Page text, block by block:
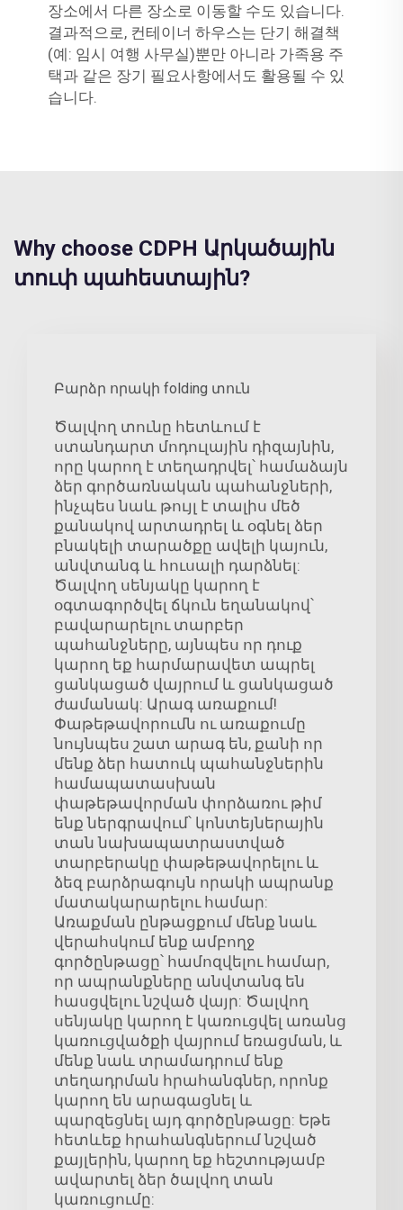
장소에서 다른 장소로 이동할 수도 있습니다.
결과적으로, 컨테이너 하우스는 단기 해결책
(예: 임시 여행 사무실)뿐만 아니라 가족용 주
택과 같은 장기 필요사항에서도 활용될 수 있
습니다.
Why choose CDPH Արկածային
տուփ պահեստային?
Բարձր որակի folding տուն
Ծալվող տունը հետևում է
ստանդարտ մոդուլային դիզայնին,
որը կարող է տեղադրվել՝ համաձայն
ձեր գործառնական պահանջների,
ինչպես նաև թույլ է տալիս մեծ
քանակով արտադրել և օգնել ձեր
բնակելի տարածքը ավելի կայուն,
անվտանգ և հուսալի դարձնել:
Ծալվող սենյակը կարող է
օգտագործվել ճկուն եղանակով՝
բավարարելու տարբեր
պահանջները, այնպես որ դուք
կարող եք հարմարավետ ապրել
ցանկացած վայրում և ցանկացած
ժամանակ: Արագ առաքում!
Փաթեթավորումն ու առաքումը
նույնպես շատ արագ են, քանի որ
մենք ձեր հատուկ պահանջներին
համապատասխան
փաթեթավորման փորձառու թիմ
ենք ներգրավում՝ կոնտեյներային
տան նախապատրաստված
տարբերակը փաթեթավորելու և
ձեզ բարձրագույն որակի ապրանք
մատակարարելու համար:
Առաքման ընթացքում մենք նաև
վերահսկում ենք ամբողջ
գործընթացը՝ համոզվելու համար,
որ ապրանքները անվտանգ են
հասցվելու նշված վայր: Ծալվող
սենյակը կարող է կառուցվել առանց
կառուցվածքի վայրում եռացման, և
մենք նաև տրամադրում ենք
տեղադրման հրահանգներ, որոնք
կարող են արագացնել և
պարզեցնել այդ գործընթացը: Եթե
հետևեք հրահանգներում նշված
քայլերին, կարող եք հեշտությամբ
ավարտել ձեր ծալվող տան
կառուցումը: